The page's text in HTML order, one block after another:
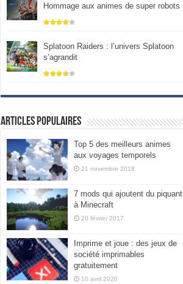
Hommage aux animes de super robots
Splatoon Raiders : l’univers Splatoon
s’agrandit
Articles populaires
Top 5 des meilleurs animes
aux voyages temporels
21 novembre 2018
7 mods qui ajoutent du piquant
à Minecraft
20 février 2017
Imprime et joue : des jeux de
société imprimables
gratuitement
10 avril 2020